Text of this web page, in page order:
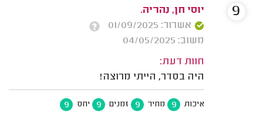
יוסי חן, נהריה.
אשרור: 01/09/2025
משוב: 04/05/2025
חוות דעת:
היה בסדר, הייתי מרוצה!
איכות 9 מחיר 9 זמנים 9 יחס 9
9